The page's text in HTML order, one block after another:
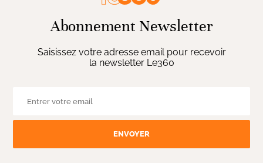
Abonnement Newsletter
Saisissez votre adresse email pour recevoir
la newsletter Le360
ENVOYER